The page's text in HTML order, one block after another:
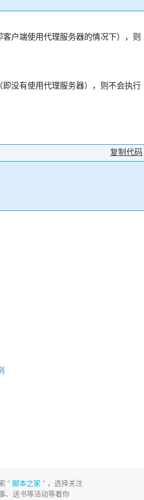
户端使用代理服务器的情况下），则
没有使用代理服务器），则不会执行
复制代码
“脚本之家 ” ，选择关注
、送书等活动等着你